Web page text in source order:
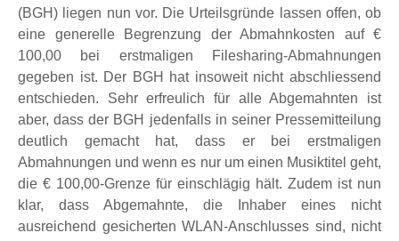
(BGH) liegen nun vor. Die Urteilsgründe lassen offen, ob
eine generelle Begrenzung der Abmahnkosten auf €
100,00 bei erstmaligen Filesharing-Abmahnungen
gegeben ist. Der BGH hat insoweit nicht abschliessend
entschieden. Sehr erfreulich für alle Abgemahnten ist
aber, dass der BGH jedenfalls in seiner Pressemitteilung
deutlich gemacht hat, dass er bei erstmaligen
Abmahnungen und wenn es nur um einen Musiktitel geht,
die € 100,00-Grenze für einschlägig hält. Zudem ist nun
klar, dass Abgemahnte, die Inhaber eines nicht
ausreichend gesicherten WLAN-Anschlusses sind, nicht